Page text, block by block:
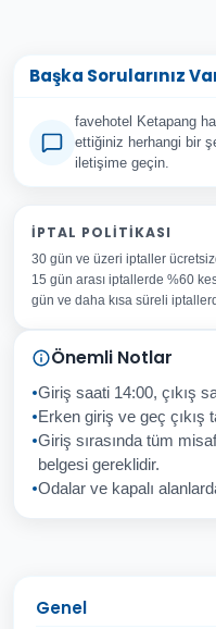
Başka Sorularınız
favehotel Ketapang
ettiğiniz herhangi bir
iletişime geçin.
Adınız Soyadınız
E-posta Adresiniz
Konu
Sorunuz
İPTAL POLITIKASI
30 gün ve üzeri iptaller
15 gün arası iptallerde %60
gün ve daha kısa süreli
Önemli Notlar
Giriş saati 14:00, çıkış
Erken giriş ve geç çıkış
Giriş sırasında tüm
belgesi gereklidir.
Odalar ve kapalı
Genel